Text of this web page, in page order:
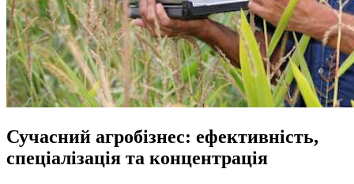
Сучасний агробізнес: ефективність,
спеціалізація та концентрація